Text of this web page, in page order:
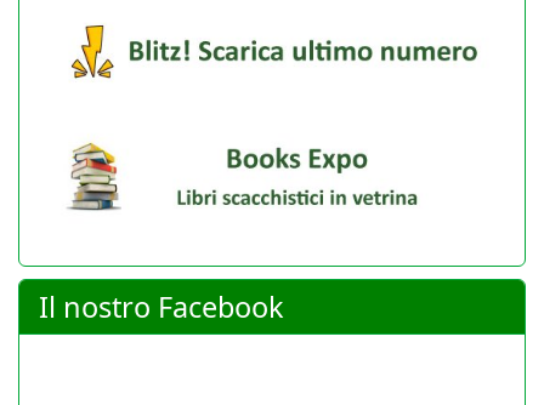
Il nostro Facebook